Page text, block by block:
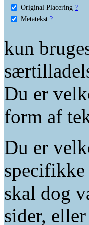
Original Placering ?
Metatekst ?
kun
Du er
form af
Du er
specifikke
skal dog
sider,